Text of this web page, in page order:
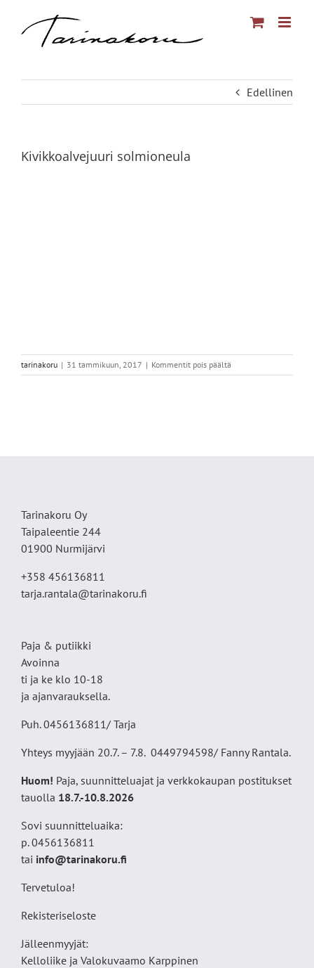
Edellinen
Kivikkoalvejuuri solmioneula
tarinakoru | 31 tammikuun, 2017 | Kommentit pois päältä
Kivikkoalvejuuri
Tarinakoru Oy
Taipaleentie 244
01900 Nurmijärvi
+358 456136811
tarja.rantala@tarinakoru.fi
Paja & putiikki
Avoinna
ti ja ke klo 10-18
ja ajanvarauksella.
Puh. 0456136811/ Tarja
Yhteys myyjään 20.7. – 7.8. 0449794598/ Fanny Rantala.
Huom! Paja, suunnitteluajat ja verkkokaupan postitukset
tauolla 18.7.-10.8.2026
Sovi suunnitteluaika:
p. 0456136811
tai info@tarinakoru.fi
Tervetuloa!
Rekisteriseloste
Jälleenmyyjät:
Kelloliike ja Valokuvaamo Karppinen